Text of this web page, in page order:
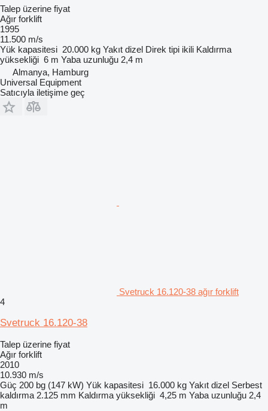
Talep üzerine fiyat
Ağır forklift
1995
11.500 m/s
Yük kapasitesi 20.000 kg Yakıt dizel Direk tipi ikili Kaldırma
yüksekliği 6 m Yaba uzunluğu 2,4 m
Almanya, Hamburg
Universal Equipment
Satıcıyla iletişime geç
Svetruck 16.120-38 ağır forklift
4
Svetruck 16.120-38
Talep üzerine fiyat
Ağır forklift
2010
10.930 m/s
Güç 200 bg (147 kW) Yük kapasitesi 16.000 kg Yakıt dizel Serbest
kaldırma 2.125 mm Kaldırma yüksekliği 4,25 m Yaba uzunluğu 2,4
m